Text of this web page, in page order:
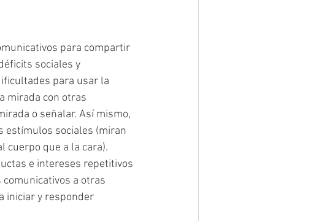
para compartir
sociales y
para usar la
mirada con otras
o señalar. Así mismo,
estímulos sociales (miran
cuerpo que a la cara).
e intereses repetitivos
comunicativos a otras
iniciar y responder